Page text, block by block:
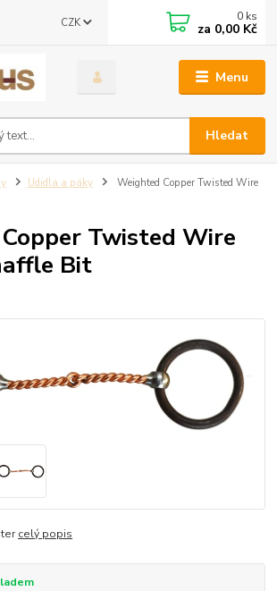
Menu
CZK
Hledat
0 ks
za 0,00 Kč
Udidla a páky
Weighted Copper Twisted Wire
Twisted Wire
Bit
celý popis